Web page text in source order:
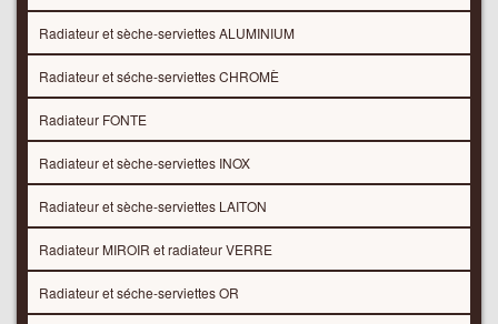
Radiateur et sèche-serviettes ALUMINIUM
Radiateur et séche-serviettes CHROMÈ
Radiateur FONTE
Radiateur et sèche-serviettes INOX
Radiateur et sèche-serviettes LAITON
Radiateur MIROIR et radiateur VERRE
Radiateur et séche-serviettes OR